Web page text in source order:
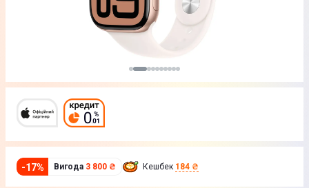
-17% Вигода 3 800 ₴ Кешбек 184 ₴